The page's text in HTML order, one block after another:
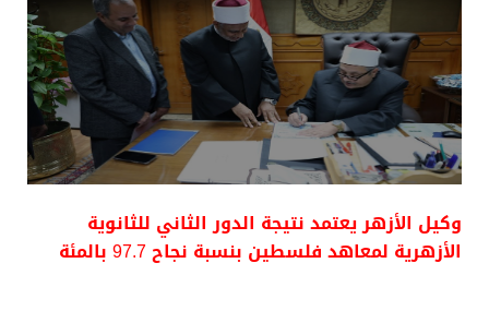
وكيل الأزهر يعتمد نتيجة الدور الثاني للثانوية
الأزهرية لمعاهد فلسطين بنسبة نجاح 97.7 بالمئة